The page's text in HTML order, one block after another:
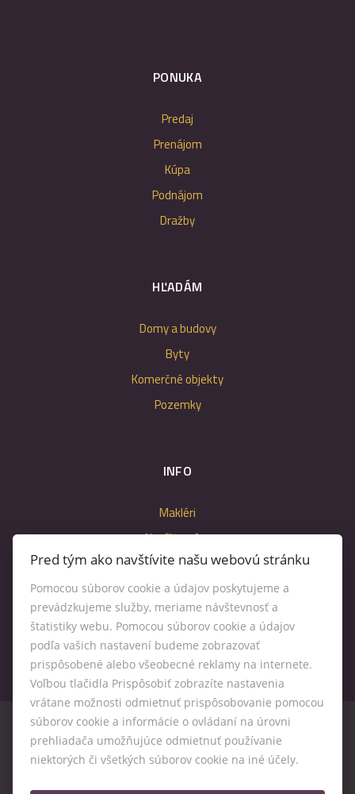
PONUKA
Predaj
Prenájom
Kúpa
Podnájom
Dražby
HĽADÁM
Domy a budovy
Byty
Komerčné objekty
Pozemky
INFO
Makléri
Napíšte nám
Kontakt
Nastavenie cookies
Pred tým ako navštívite našu webovú stránku
Pomocou súborov cookie a údajov poskytujeme a
prevádzkujeme služby, meriame návštevnosť a
štatistiky webu. Pomocou súborov cookie a údajov
podľa vašich nastavení budeme zobrazovať
prispôsobené alebo všeobecné reklamy na internete.
Voľbou tlačidla Prispôsobiť zobrazíte nastavenia
vrátane možnosti odmietnuť prispôsobovanie pomocou
súborov cookie a informácie o ovládaní na úrovni
prehliadača umožňujúce odmietnuť používanie
niektorých či všetkých súborov cookie na iné účely.